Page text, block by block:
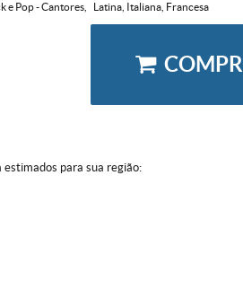
e Pop - Cantores Latina, Italiana, Francesa
para sua região: